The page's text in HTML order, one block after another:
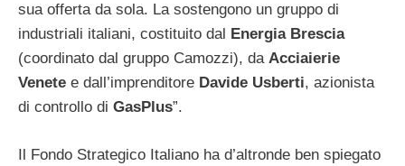
sua offerta da sola. La sostengono un gruppo di
industriali italiani, costituito dal Energia Brescia
(coordinato dal gruppo Camozzi), da Acciaierie
Venete e dall’imprenditore Davide Usberti, azionista
di controllo di GasPlus”.
Il Fondo Strategico Italiano ha d’altronde ben spiegato